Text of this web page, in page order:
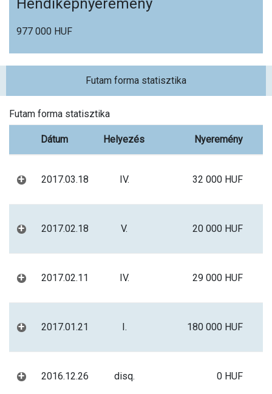
Hendikepnyeremény
977 000 HUF
Futam forma statisztika
Futam forma statisztika
Dátum Helyezés Nyeremény
+ 2017.03.18 IV. 32 000 HUF
+ 2017.02.18 V. 20 000 HUF
+ 2017.02.11 IV. 29 000 HUF
+ 2017.01.21 I. 180 000 HUF
+ 2016.12.26 disq. 0 HUF